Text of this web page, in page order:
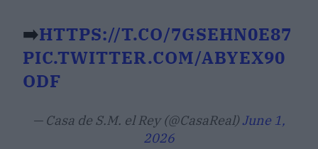
➡️HTTPS://T.CO/7GSEHN0E87
PIC.TWITTER.COM/ABYEX90
ODF
— Casa de S.M. el Rey (@CasaReal) June 1,
2026